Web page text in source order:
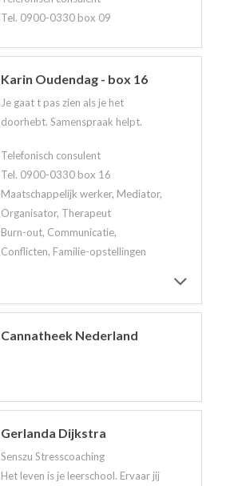
Tel. 0900-0330 box 09
Karin Oudendag - box 16
Je gaat t pas zien als je het
doorhebt. Samenspraak helpt.
Telefonisch consulent
Tel. 0900-0330 box 16
Maatschappelijk werker, Mediator,
Organisator, Therapeut
Burn-out, Communicatie,
Conflicten, Familie-opstellingen
Cannatheek Nederland
Gerlanda Dijkstra
Senszu Stresscoaching
Het leven is je leerschool. Ervaar jij